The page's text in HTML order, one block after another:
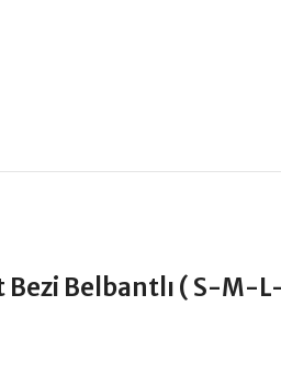
Belbantlı ( S-M-